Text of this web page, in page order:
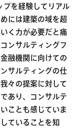
プを経験してリアル
には建築の域を超
く力が必要だと痛
ンサルティングフ
融機関に向けての
サルティングの仕
々の提案に対して
あり、コンサルテ
ことも感じていま
ていることを知